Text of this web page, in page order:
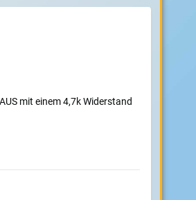
mit einem 4,7k Widerstand